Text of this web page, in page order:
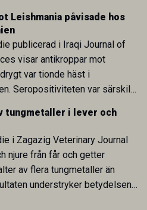
lågförbrukarländer som
stor.
Leishmania påvisade hos
publicerad i Iraqi Journal of
visar antikroppar mot
var tionde häst i
Seropositiviteten var särskilt
kopplad till bland
Resultaten visar att hästarna
parasiten – men inte att de
eller bidrar till
tungmetaller i lever och
i Zagazig Veterinary Journal
njure från får och getter
av flera tungmetaller än
understryker betydelsen